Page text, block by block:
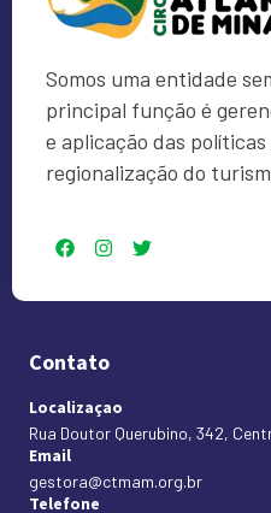
Somos uma entidade
principal função é
e aplicação das
regionalização do
Contato
Localizaçao
Rua Doutor Querubino, 342,
Email
gestora@ctmam.org.br
Telefone